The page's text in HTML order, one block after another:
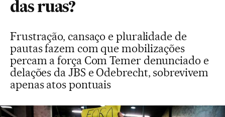
das ruas?
Frustração, cansaço e pluralidade de
pautas fazem com que mobilizações
percam a força Com Temer denunciado e
delações da JBS e Odebrecht, sobrevivem
apenas atos pontuais